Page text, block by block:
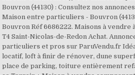
Bouvron (44130) : Consultez nos
Maison entre particuliers - Bouvron
Bouvron Réf 6686222. Maisons à
T4 Saint-Nicolas-de-Redon Achat.
particuliers et pros sur ParuVendu.fr
locatif, loft à finir de rénover, dune
place de parking, toiture entièrement